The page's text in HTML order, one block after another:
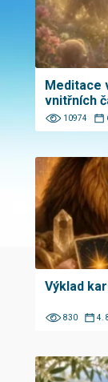
Meditace
vnitřních
10974
Výklad
830 4.